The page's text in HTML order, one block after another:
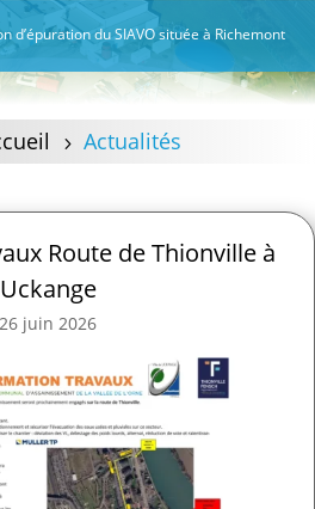
d’épuration du SIAVO située à Richemont
5 Actualités
Route de Thionville à
Uckange
26 juin 2026